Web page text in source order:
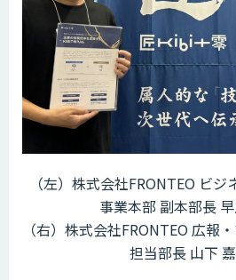
（左）株式会社FRONTEO ビ
事業本部 副本部長
（右）株式会社FRONTEO 広報
担当部長 山下